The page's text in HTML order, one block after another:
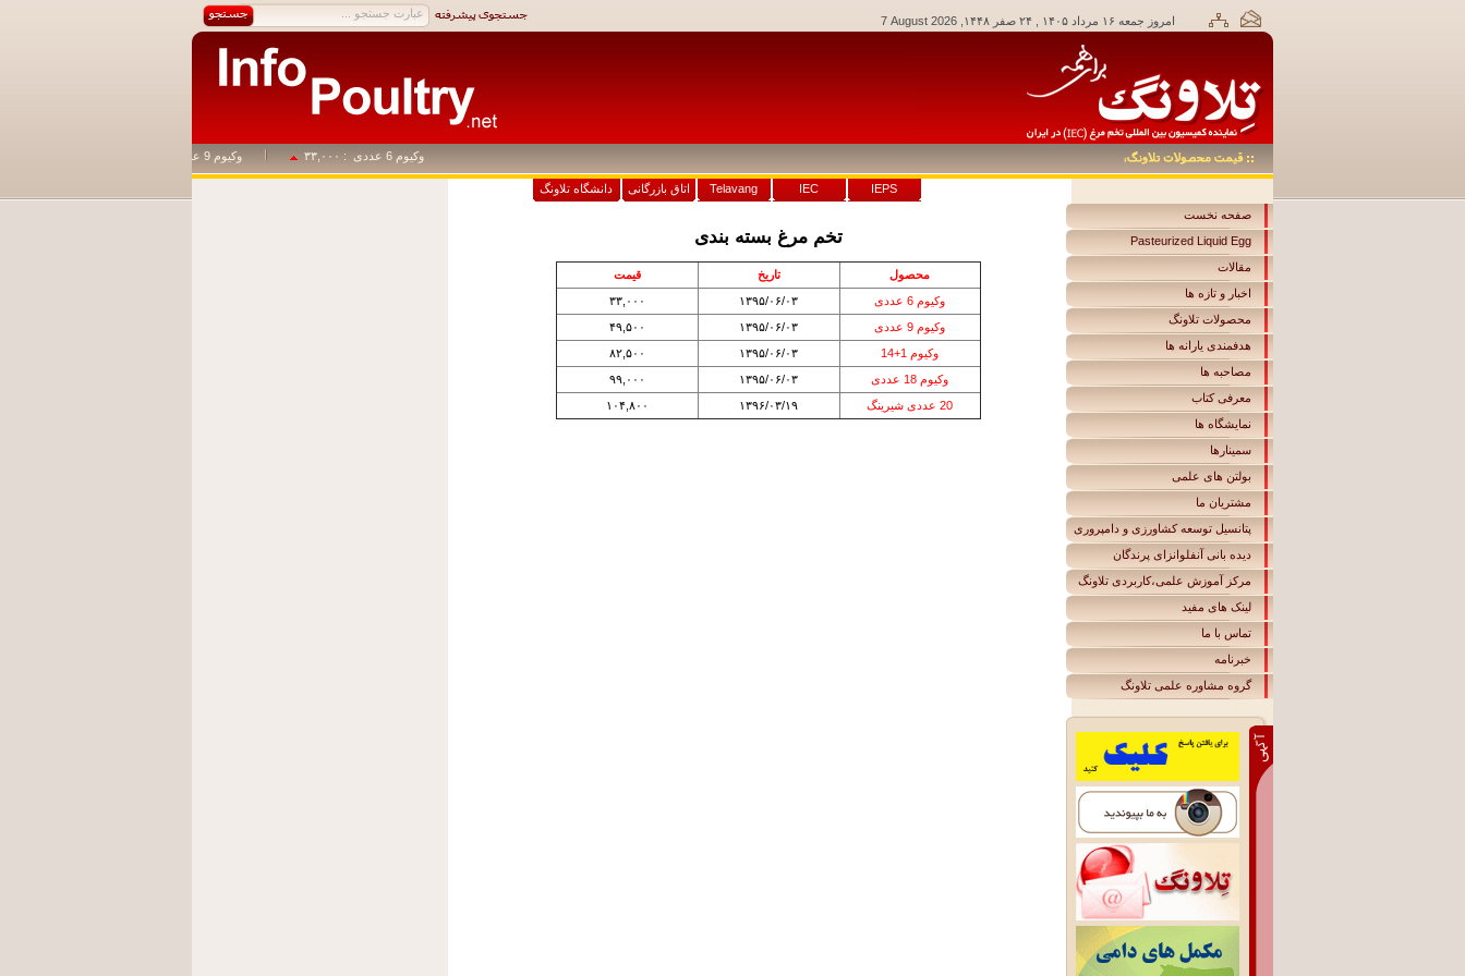
امروز جمعه ۱۶ مرداد ۱۴۰۵ , ۲۴ صفر ۱۴۴۸, 7 August 2026
وکیوم 6 عددی : ۳۳,۰۰۰ وکیوم 9 عددی
IEPS
IEC
Telavang اتاق بازرگانی
دانشگاه تلاونگ
صفحه نخست
Pasteurized Liquid Egg
مقالات
اخبار و تازه ها
محصولات تلاونگ
هدفمندی یارانه ها
مصاحبه ها
معرفی کتاب
نمایشگاه ها
سمینارها
بولتن های علمی
مشتریان ما
پتانسیل توسعه کشاورزی و دامپروری
دیده بانی آنفلوانزای پرندگان
مرکز آموزش علمی،کاربردی تلاونگ
لينک های مفيد
تماس با ما
خبرنامه
گروه مشاوره علمی تلاونگ
تخم مرغ بسته بندی
محصول تاريخ
قيمت
وکیوم 6 عددی
۱۳۹۵/۰۶/۰۳
۳۳,۰۰۰
وکیوم 9 عددی
۱۳۹۵/۰۶/۰۳
۴۹,۵۰۰
وکیوم 1+14
۱۳۹۵/۰۶/۰۳
۸۲,۵۰۰
وکیوم 18 عددی
۱۳۹۵/۰۶/۰۳
۹۹,۰۰۰
20 عددی شیرینگ
۱۳۹۶/۰۳/۱۹ ۱۰۴,۸۰۰